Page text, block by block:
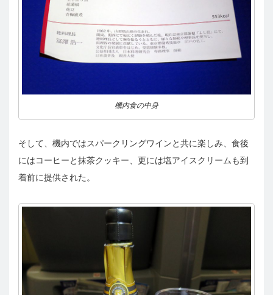
機内食の中身
そして、機内ではスパークリングワインと共に楽しみ、食後
にはコーヒーと抹茶クッキー、更には塩アイスクリームも到
着前に提供された。